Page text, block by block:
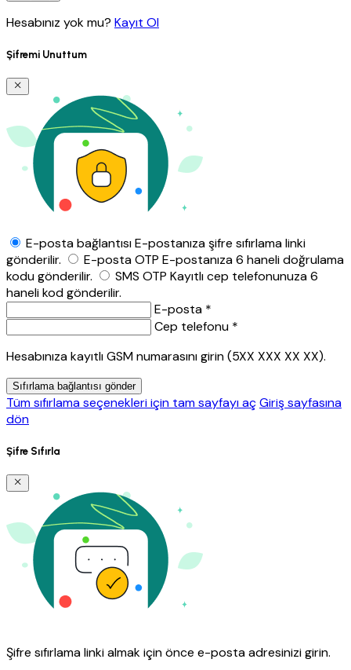
Hesabınız yok mu? Kayıt Ol
Şifremi Unuttum
E-posta bağlantısıE-postanıza şifre sıfırlama linki
gönderilir.
E-posta OTP E-postanıza 6 haneli doğrulama
kodu gönderilir.
SMS OTP Kayıtlı cep telefonunuza 6
haneli kod gönderilir.
E-posta *
Cep telefonu *
Hesabınıza kayıtlı GSM numarasını girin (5XX XXX XX XX).
Sıfırlama bağlantısı gönder
Tüm sıfırlama seçenekleri için tam sayfayı açGiriş sayfasına
dön
Şifre Sıfırla
Şifre sıfırlama linki almak için önce e-posta adresinizi girin.